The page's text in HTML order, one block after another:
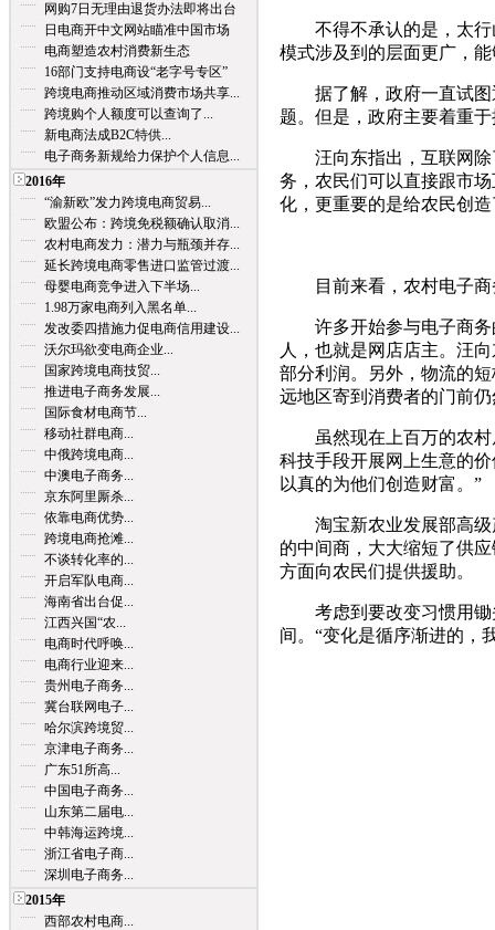
网购7日无理由退货办法即将出台
日电商开中文网站瞄准中国市场
电商塑造农村消费新生态
16部门支持电商设“老字号专区”
跨境电商推动区域消费市场共享...
跨境购个人额度可以查询了...
新电商法成B2C特供...
电子商务新规给力保护个人信息...
2016年
“渝新欧”发力跨境电商贸易...
欧盟公布：跨境免税额确认取消...
农村电商发力：潜力与瓶颈并存...
延长跨境电商零售进口监管过渡...
母婴电商竞争进入下半场...
1.98万家电商列入黑名单...
发改委四措施力促电商信用建设...
沃尔玛欲变电商企业...
国家跨境电商技贸...
推进电子商务发展...
国际食材电商节...
移动社群电商...
中俄跨境电商...
中澳电子商务...
京东阿里厮杀...
依靠电商优势...
跨境电商抢滩...
不谈转化率的...
开启军队电商...
海南省出台促...
江西兴国“农...
电商时代呼唤...
电商行业迎来...
贵州电子商务...
冀台联网电子...
哈尔滨跨境贸...
京津电子商务...
广东51所高...
中国电子商务...
山东第二届电...
中韩海运跨境...
浙江省电子商...
深圳电子商务...
2015年
西部农村电商...
不得不承认的是，太行
模式涉及到的层面更广，
据了解，政府一直试图
题。但是，政府主要着重
汪向东指出，互联网除
务，农民们可以直接跟市
化，更重要的是给农民创
目前来看，农村电子商
许多开始参与电子商务
人，也就是网店店主。汪
部分利润。另外，物流的
远地区寄到消费者的门前
虽然现在上百万的农村
科技手段开展网上生意的
以真的为他们创造财富。”
淘宝新农业发展部高级
的中间商，大大缩短了供
方面向农民们提供援助。
考虑到要改变习惯用锄
间。“变化是循序渐进的，